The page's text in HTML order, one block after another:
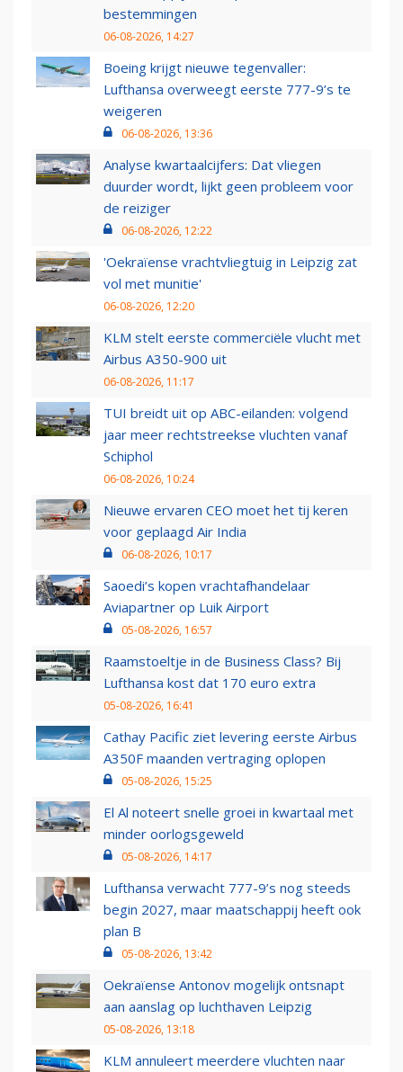
bestemmingen
06-08-2026, 14:27
Boeing krijgt nieuwe tegenvaller:
Lufthansa overweegt eerste 777-9’s te
weigeren
06-08-2026, 13:36
Analyse kwartaalcijfers: Dat vliegen
duurder wordt, lijkt geen probleem voor
de reiziger
06-08-2026, 12:22
'Oekraïense vrachtvliegtuig in Leipzig zat
vol met munitie'
06-08-2026, 12:20
KLM stelt eerste commerciële vlucht met
Airbus A350-900 uit
06-08-2026, 11:17
TUI breidt uit op ABC-eilanden: volgend
jaar meer rechtstreekse vluchten vanaf
Schiphol
06-08-2026, 10:24
Nieuwe ervaren CEO moet het tij keren
voor geplaagd Air India
06-08-2026, 10:17
Saoedi’s kopen vrachtafhandelaar
Aviapartner op Luik Airport
05-08-2026, 16:57
Raamstoeltje in de Business Class? Bij
Lufthansa kost dat 170 euro extra
05-08-2026, 16:41
Cathay Pacific ziet levering eerste Airbus
A350F maanden vertraging oplopen
05-08-2026, 15:25
El Al noteert snelle groei in kwartaal met
minder oorlogsgeweld
05-08-2026, 14:17
Lufthansa verwacht 777-9’s nog steeds
begin 2027, maar maatschappij heeft ook
plan B
05-08-2026, 13:42
Oekraïense Antonov mogelijk ontsnapt
aan aanslag op luchthaven Leipzig
05-08-2026, 13:18
KLM annuleert meerdere vluchten naar